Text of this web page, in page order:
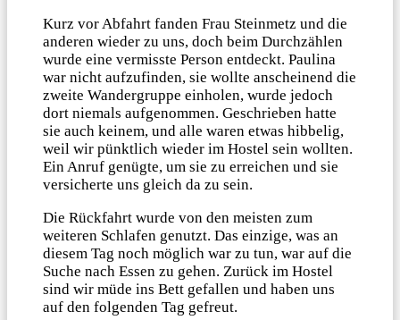
Kurz vor Abfahrt fanden Frau Steinmetz und die
anderen wieder zu uns, doch beim Durchzählen
wurde eine vermisste Person entdeckt. Paulina
war nicht aufzufinden, sie wollte anscheinend die
zweite Wandergruppe einholen, wurde jedoch
dort niemals aufgenommen. Geschrieben hatte
sie auch keinem, und alle waren etwas hibbelig,
weil wir pünktlich wieder im Hostel sein wollten.
Ein Anruf genügte, um sie zu erreichen und sie
versicherte uns gleich da zu sein.
Die Rückfahrt wurde von den meisten zum
weiteren Schlafen genutzt. Das einzige, was an
diesem Tag noch möglich war zu tun, war auf die
Suche nach Essen zu gehen. Zurück im Hostel
sind wir müde ins Bett gefallen und haben uns
auf den folgenden Tag gefreut.